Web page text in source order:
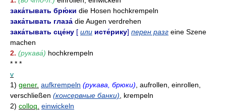
зака́тывать брю́ки die Hosen hochkrempeln
зака́тывать глаза́ die Augen verdrehen
зака́тывать сце́ну [ или исте́рику] перен разг eine Szene
machen
2. (рукава́) hochkrempeln
* * *
v
1) gener. aufkrempeln (рукава, брюки), aufrollen, einrollen,
verschließen (консервные банки), krempeln
2) colloq. einwickeln